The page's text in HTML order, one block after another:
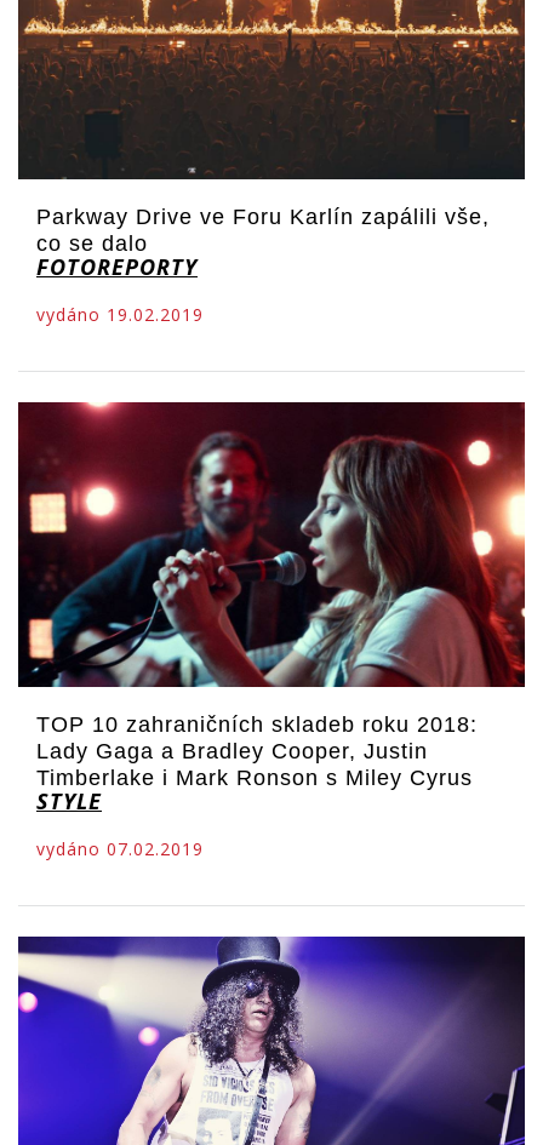
Parkway Drive ve Foru Karlín zapálili vše,
co se dalo
FOTOREPORTY
vydáno 19.02.2019
TOP 10 zahraničních skladeb roku 2018:
Lady Gaga a Bradley Cooper, Justin
Timberlake i Mark Ronson s Miley Cyrus
STYLE
vydáno 07.02.2019